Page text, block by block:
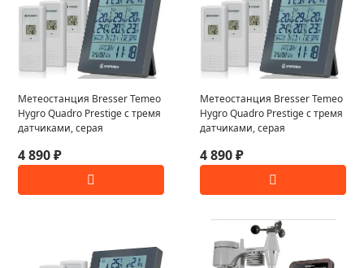
Метеостанция Bresser Temeo
Hygro Quadro Prestige с тремя
датчиками, серая
4 890 ₽
Метеостанция Bresser Temeo
Hygro Quadro Prestige с тремя
датчиками, серая
4 890 ₽